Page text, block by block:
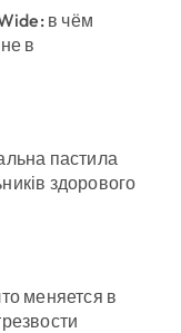
в чём
в
пастила
здорового
меняется в